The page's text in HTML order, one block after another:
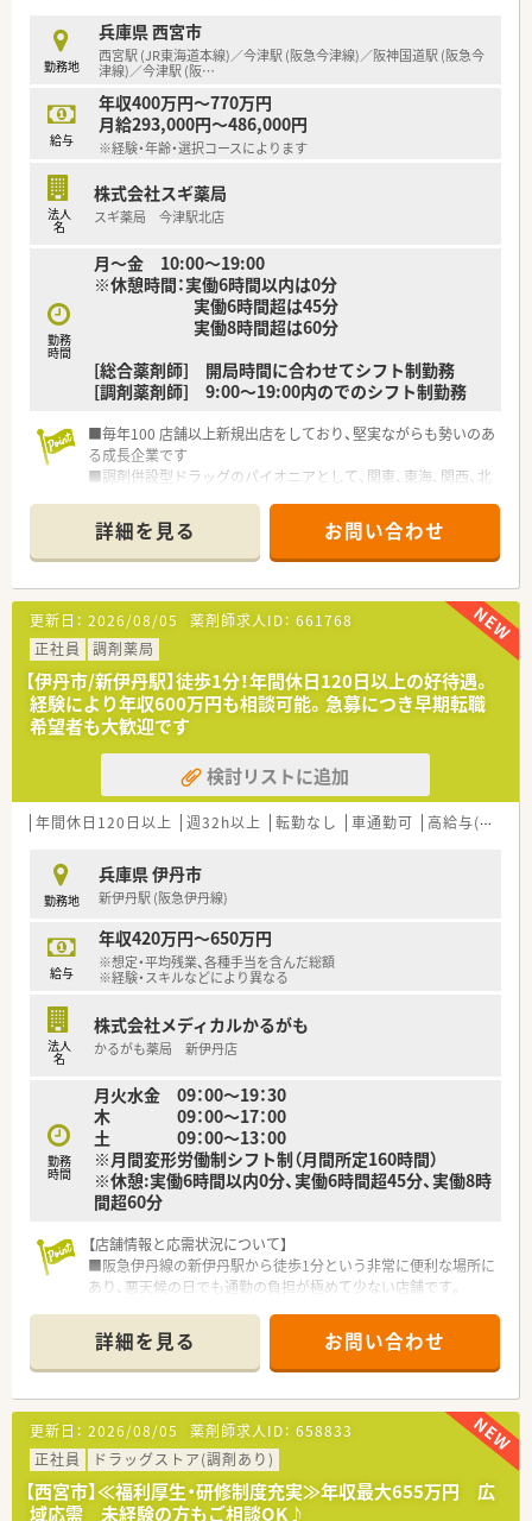
があるのも特徴です
勤務地
兵庫県 西宮市
西宮駅 (JR東海道本線)／今津駅 (阪急今津線)／阪神国道駅 (阪急今
津線)／今津駅 (阪…
給与
年収400万円～770万円
月給293,000円～486,000円
※経験・年齢・選択コースによります
法人
名
株式会社スギ薬局
スギ薬局 今津駅北店
勤務
時間
月～金 10:00～19:00
※休憩時間：実働6時間以内は0分
実働6時間超は45分
実働8時間超は60分
[総合薬剤師] 開局時間に合わせてシフト制勤務
[調剤薬剤師] 9:00～19:00内のでのシフト制勤務
■毎年100 店舗以上新規出店をしており、堅実ながらも勢いのあ
る成長企業です
■調剤併設型ドラッグのパイオニアとして、関東、東海、関西、北
■研修制度は様々なプランがあり、集合研修だけでなく任意で受
講可能な研修も幅広く用意されています
■店舗で活躍する従業員、社外で活躍する従業員、将来経営幹部
となる従業員など、薬剤師として様々な活躍ができるフィールド
を用意されています
■総合薬剤師・調剤薬剤師（土日休み・19時までの勤務）どちらか
の働き方を選択できます
■調剤併設型だけでなく「医療モール・クリニック併設店舗」「敷
地内薬局」「訪問調剤特化型店舗」など様々な店舗を運営してい
ます
■在宅医療にも積極的取り組んでおり「訪問調剤特化型店舗」を
50店舗以上、無菌調剤室は業界最多の51店舗設置しています
■「プラチナくるみん認定企業」「健康経営優良法人2023（大規模
法人部門）認定」等を取得し一人ひとりが働きやすい環境が整備
されています
があるのも特徴です
詳細を見る お問い合わせ
更新日： 2026/08/05 薬剤師求人ID： 661768
正社員
調剤薬局
【伊丹市/新伊丹駅】徒歩1分！年間休日120日以上の好待遇。
経験により年収600万円も相談可能。急募につき早期転職
希望者も大歓迎です
検討リストに追加
年間休日120日以上 週32h以上 転勤なし 車通勤可 高給与(600万円以上)
勤務地
兵庫県 伊丹市
新伊丹駅 (阪急伊丹線)
給与
年収420万円～650万円
※想定・平均残業、各種手当を含んだ総額
※経験・スキルなどにより異なる
法人
名
株式会社メディカルかるがも
かるがも薬局 新伊丹店
勤務
時間
月火水金 09：00～19：30
木 09：00～17：00
土 09：00～13：00
※月間変形労働制シフト制（月間所定160時間）
※休憩:実働6時間以内0分、実働6時間超45分、実働8時
間超60分
【店舗情報と応需状況について】
■阪急伊丹線の新伊丹駅から徒歩1分という非常に便利な場所に
あり、悪天候の日でも通勤の負担が極めて少ない店舗です。
クから1日平均70枚の処方箋を応需しております。
■薬剤師は常勤1名とパート4名が在籍しており、複数の科目を
扱うことで幅広い薬学的知見を養える環境が整っています。
【法人特徴について】
■1999年に設立され大阪を中心に約90店舗を展開する地元チェ
ーンであり、主にクリニックの門前薬局の展開を得意としていま
す。
■2025年からはスギHDの一員となったことで、大手ならではの
詳細を見る お問い合わせ
更新日： 2026/08/05 薬剤師求人ID： 658833
正社員
ドラッグストア(調剤あり)
【西宮市】≪福利厚生・研修制度充実≫年収最大655万円 広
域応需 未経験の方もご相談OK♪